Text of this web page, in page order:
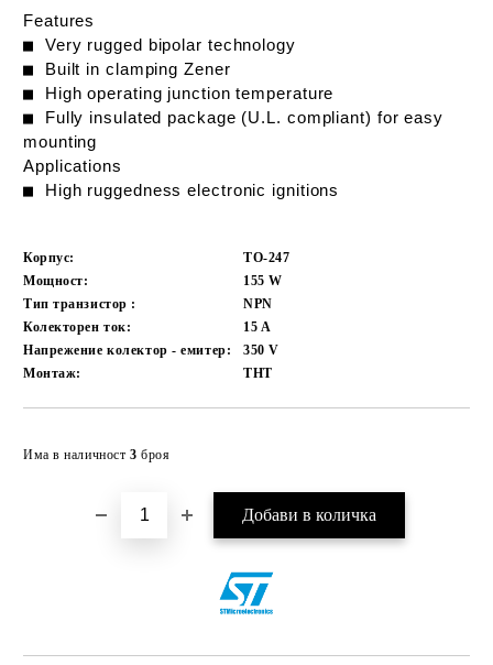
Features
■ Very rugged bipolar technology
■ Built in clamping Zener
■ High operating junction temperature
■ Fully insulated package (U.L. compliant) foreasy
mounting
Applications
■ High ruggedness electronic ignitions
Корпус:
TO-247
Мощност:
155W
Тип транзистор :
NPN
Колекторен ток:
15 A
Напрежение колектор - емитер:
350V
Монтаж:
THT
Има в наличност 3 броя